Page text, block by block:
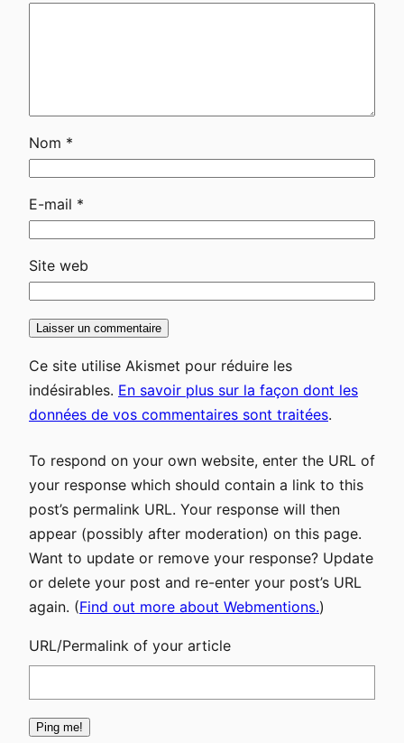
Nom *
E-mail *
Site web
Ce site utilise Akismet pour réduire les
indésirables. En savoir plus sur la façon dont les
données de vos commentaires sont traitées.
To respond on your own website, enter the URL of
your response which should contain a link to this
post’s permalink URL. Your response will then
appear (possibly after moderation) on this page.
Want to update or remove your response? Update
or delete your post and re-enter your post’s URL
again. (Find out more about Webmentions.)
URL/Permalink of your article